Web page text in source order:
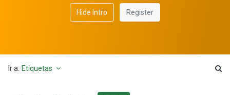
Hide Intro Register
Ir a: Etiquetas